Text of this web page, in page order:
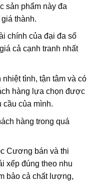
sản phẩm này đa
thành.
chính của đại đa số
cả cạnh tranh nhất
tình, tận tâm và có
hàng lựa chọn được
cầu của mình.
hàng trong quá
Cương bán và thi
xếp đúng theo nhu
bảo cả chất lượng,